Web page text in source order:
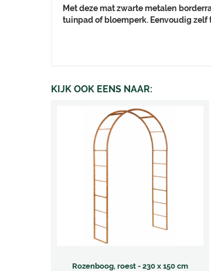
Met deze mat zwarte metalen
tuinpad of bloemperk. Eenvoudig zelf
KIJK OOK EENS NAAR:
Rozenboog, roest - 230 x 150 cm